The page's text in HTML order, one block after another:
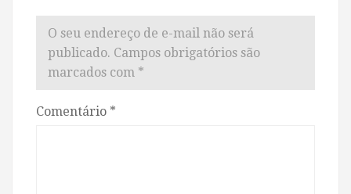
O seu endereço de e-mail não será
publicado. Campos obrigatórios são
marcados com *
Comentário *